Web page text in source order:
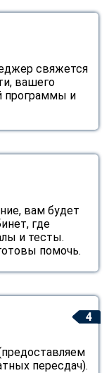
свяжется
вашего
программы и
вам будет
где
и тесты.
помочь.
4
пересдач).